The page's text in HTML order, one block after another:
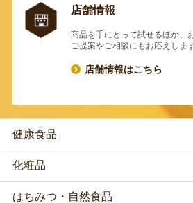
店舗情報
商品を手にとって試せるほか、
ご提案やご相談にもお応えします
店舗情報はこちら
健康食品
化粧品
はちみつ・自然食品